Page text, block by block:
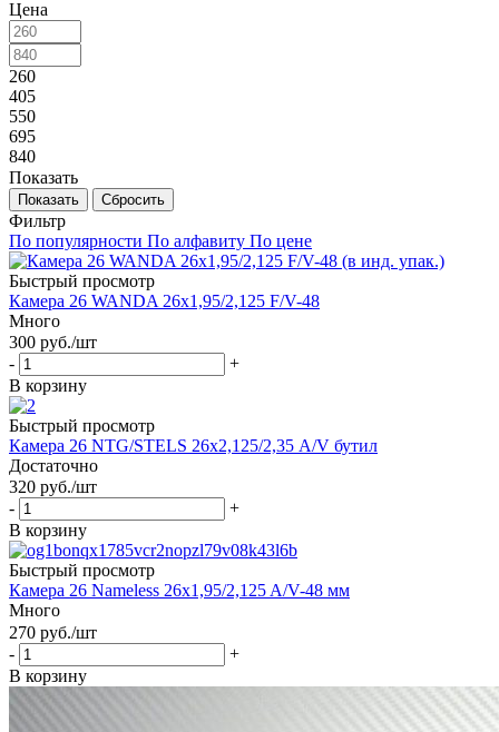
Цена
260
405
550
695
840
Показать
Сбросить
Фильтр
По популярности По алфавиту По цене
Быстрый просмотр
Камера 26 WANDA 26х1,95/2,125 F/V-48
Много
300 руб./шт
-
+
В корзину
Быстрый просмотр
Камера 26 NTG/STELS 26х2,125/2,35 A/V бутил
Достаточно
320 руб./шт
-
+
В корзину
Быстрый просмотр
Камера 26 Nameless 26x1,95/2,125 A/V-48 мм
Много
270 руб./шт
-
+
В корзину